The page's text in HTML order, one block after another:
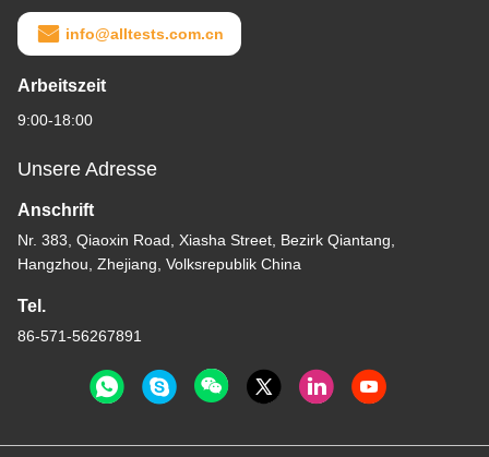
info@alltests.com.cn
Arbeitszeit
9:00-18:00
Unsere Adresse
Anschrift
Nr. 383, Qiaoxin Road, Xiasha Street, Bezirk Qiantang,
Hangzhou, Zhejiang, Volksrepublik China
Tel.
86-571-56267891